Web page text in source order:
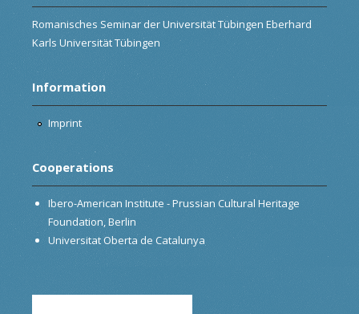
Romanisches Seminar der Universität Tübingen Eberhard
Karls Universität Tübingen
Information
Imprint
Cooperations
Ibero-American Institute - Prussian Cultural Heritage
Foundation, Berlin
Universitat Oberta de Catalunya